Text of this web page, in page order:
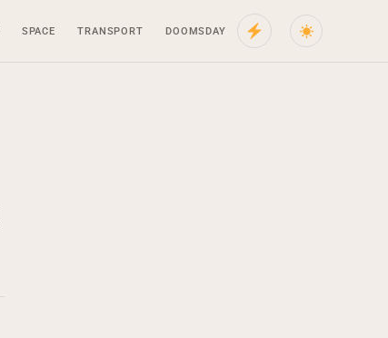
SPACE TRANSPORT DOOMSDAY